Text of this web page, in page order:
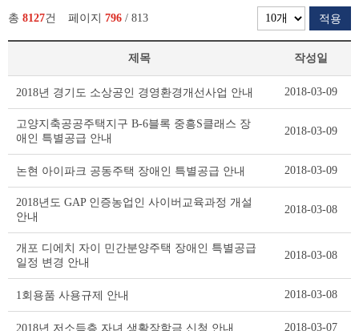
총 8127건 페이지 796 / 813 적용
식
리
트
이
블
제목 작성일
2018년 경기도 소상공인 경영환경개선사업 안내 2018-03-09
고양지축공공주택지구 B-6블록 중흥S클래스 장
애인 특별공급 안내
2018-03-09
논현 아이파크 공동주택 장애인 특별공급 안내 2018-03-09
2018년도 GAP 인증농업인 사이버교육과정 개설
안내
2018-03-08
개포 디에치 자이 민간분양주택 장애인 특별공급
일정 변경 안내
2018-03-08
1회용품 사용규제 안내 2018-03-08
2018년 저소득층 자녀 생활장학금 신청 안내 2018-03-07